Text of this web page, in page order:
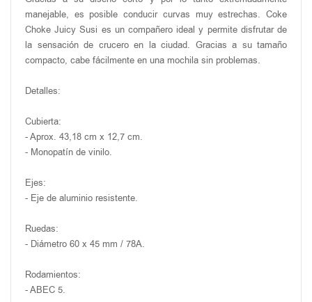
manejable, es posible conducir curvas muy estrechas. Coke
Choke Juicy Susi es un compañero ideal y permite disfrutar de
la sensación de crucero en la ciudad. Gracias a su tamaño
compacto, cabe fácilmente en una mochila sin problemas.
Detalles:
Cubierta:
- Aprox. 43,18 cm x 12,7 cm.
- Monopatín de vinilo.
Ejes:
- Eje de aluminio resistente.
Ruedas:
- Diámetro 60 x 45 mm / 78A.
Rodamientos:
- ABEC 5.